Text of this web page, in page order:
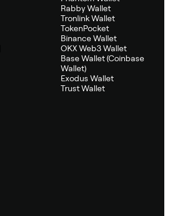
Rabby Wallet
Tronlink Wallet
TokenPocket
Binance Wallet
OKX Web3 Wallet
Base Wallet (Coinbase
Wallet)
Exodus Wallet
Trust Wallet